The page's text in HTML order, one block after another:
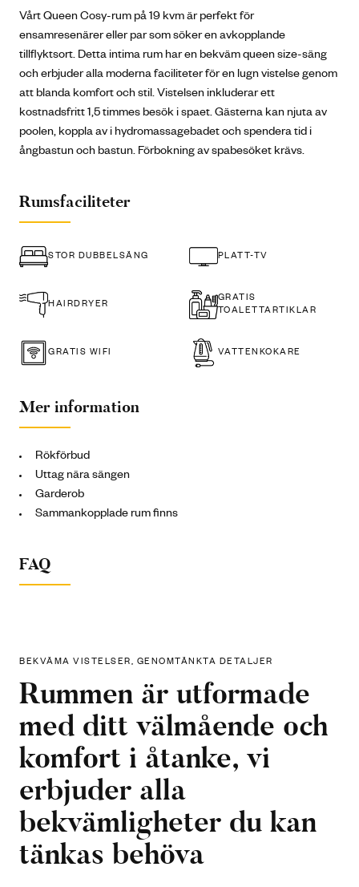
Vårt Queen Cosy-rum på 19 kvm är perfekt för
ensamresenärer eller par som söker en avkopplande
tillflyktsort. Detta intima rum har en bekväm queen size-säng
och erbjuder alla moderna faciliteter för en lugn vistelse genom
att blanda komfort och stil. Vistelsen inkluderar ett
kostnadsfritt 1,5 timmes besök i spaet. Gästerna kan njuta av
poolen, koppla av i hydromassagebadet och spendera tid i
ångbastun och bastun. Förbokning av spabesöket krävs.
Rumsfaciliteter
STOR DUBBELSÄNG PLATT-TV
HAIRDRYER
GRATIS
TOALETTARTIKLAR
GRATIS WIFI VATTENKOKARE
Mer information
Rökförbud
Uttag nära sängen
Garderob
Sammankopplade rum finns
FAQ
BEKVÄMA VISTELSER, GENOMTÄNKTA DETALJER
Rummen är utformade
med ditt välmående och
komfort i åtanke, vi
erbjuder alla
bekvämligheter du kan
tänkas behöva